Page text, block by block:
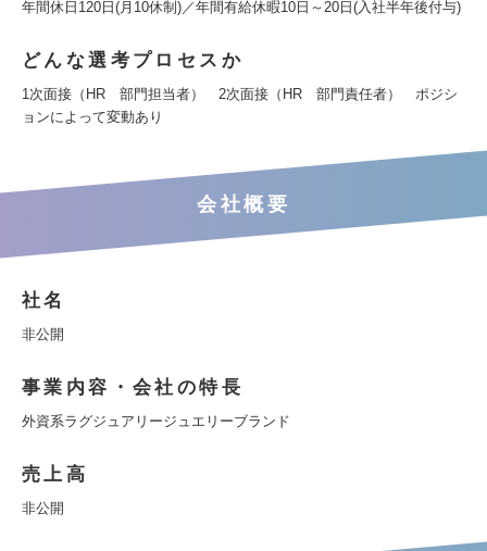
年間休日120日(月10休制)／年間有給休暇10日～20日(入社半年後付与)
どんな選考プロセスか
1次面接（HR 部門担当者） 2次面接（HR 部門責任者） ポジシ
ョンによって変動あり
会社概要
社名
非公開
事業内容・会社の特長
外資系ラグジュアリージュエリーブランド
売上高
非公開